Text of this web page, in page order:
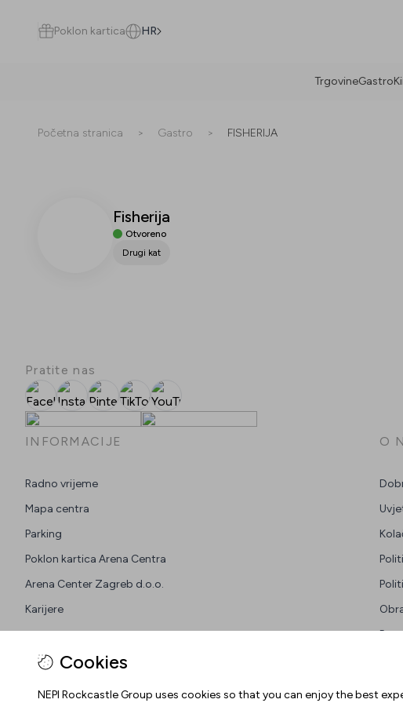
0 Popusti(
Poklon kartica HR
TrgovineGastro
Početna stranica > Gastro > FISHERIJA
Fisherija
Otvoreno
Drugi kat
Cookies
NEPI Rockcastle Group uses cookies so that you can enjoy the best
Pratite nas
FacebookInstagramPinterest
TikTokYouTube
INFORMACIJE
Radno vrijeme
Mapa centra
Parking
Poklon kartica Arena Centra
Arena Center Zagreb d.o.o.
Karijere
O